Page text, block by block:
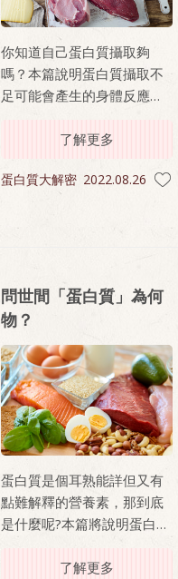
你知道自己蛋白質攝取夠
嗎？本篇說明蛋白質攝取不
足可能會產生的身體反應，
可以初步檢視自己是不是有
缺乏的可能性。
了解更多
蛋白質大解密 2022.08.26
問世間「蛋白質」為何
物？
蛋白質是個耳熟能詳但又有
點難解釋的營養素，那到底
是什麼呢?本篇將說明蛋白質
的功能以及食物來源，並告
訴你一招就知道自己有吃到
了解更多